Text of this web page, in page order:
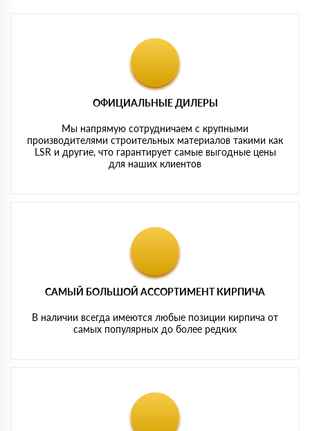
ОФИЦИАЛЬНЫЕ ДИЛЕРЫ
Мы напрямую сотрудничаем с крупными
производителями строительных материалов такими как
LSR и другие, что гарантирует самые выгодные цены
для наших клиентов
САМЫЙ БОЛЬШОЙ АССОРТИМЕНТ КИРПИЧА
В наличии всегда имеются любые позиции кирпича от
самых популярных до более редких